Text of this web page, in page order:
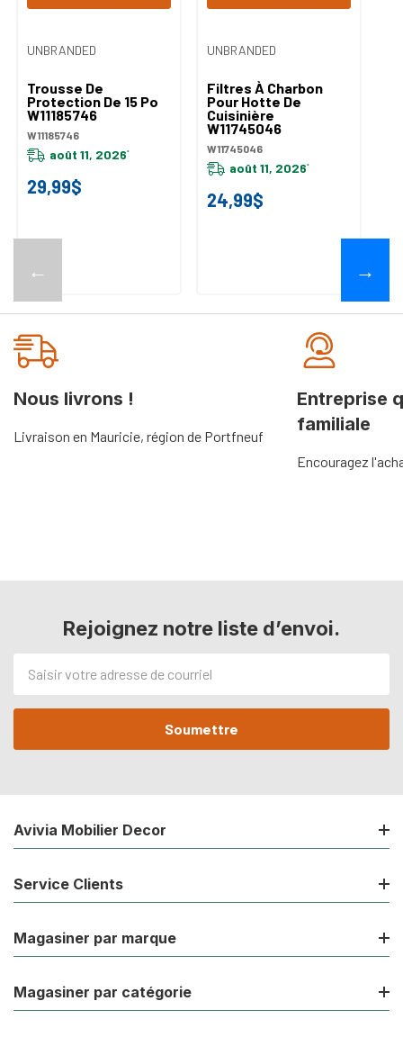
←
UNBRANDED
Trousse De
Protection De 15 Po
W11185746
W11185746
août 11, 2026*
29,99$
UNBRANDED
Filtres À Charbon
Pour Hotte De
Cuisinière
W11745046
W11745046
août 11, 2026*
24,99$
→
Nous livrons !
Livraison en Mauricie, région de Portfneuf
Entreprise
familiale
Encouragez
Rejoignez notre liste d’envoi.
de
courriel
Avivia Mobilier Decor
Service Clients
Magasiner par marque
Magasiner par catégorie